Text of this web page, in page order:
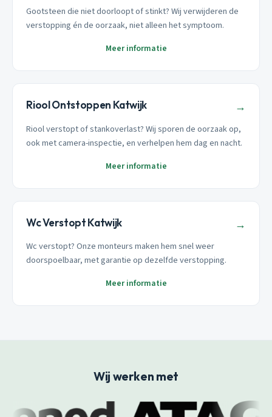
Gootsteen die niet doorloopt of stinkt? Wij verwijderen de
verstopping én de oorzaak, niet alleen het symptoom.
Meer informatie
Riool Ontstoppen Katwijk →
Riool verstopt of stankoverlast? Wij sporen de oorzaak op,
ook met camera-inspectie, en verhelpen hem dag en nacht.
Meer informatie
Wc Verstopt Katwijk →
Wc verstopt? Onze monteurs maken hem snel weer
doorspoelbaar, met garantie op dezelfde verstopping.
Meer informatie
Wij werken met